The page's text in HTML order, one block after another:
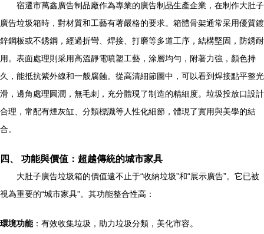
宿遷市萬鑫廣告制品廠作為專業的廣告制品生產企業，在制作大肚子
廣告垃圾箱時，對材質和工藝有著嚴格的要求。箱體骨架通常采用優質鍍
鋅鋼板或不銹鋼，經過折彎、焊接、打磨等多道工序，結構堅固，防銹耐
用。表面處理則采用高溫靜電噴塑工藝，涂層均勻，附著力強，顏色持
久，能抵抗紫外線和一般腐蝕。從高清細節圖中，可以看到焊接點平整光
滑，邊角處理圓潤，無毛刺，充分體現了制造的精細度。垃圾投放口設計
合理，常配有煙灰缸、分類標識等人性化細節，體現了實用與美學的結
合。
四、 功能與價值：超越傳統的城市家具
大肚子廣告垃圾箱的價值遠不止于“收納垃圾”和“展示廣告”。它已被
視為重要的“城市家具”。其功能整合性高：
環境功能：有效收集垃圾，助力垃圾分類，美化市容。